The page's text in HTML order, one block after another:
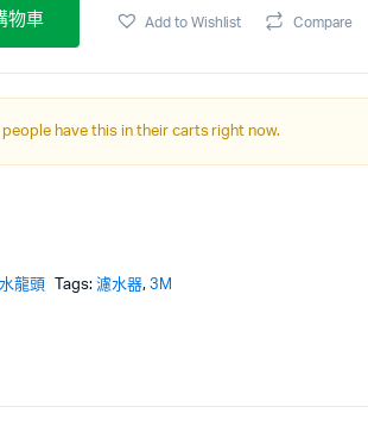
物車 Add to Wishlist Compare
people have this in their carts right now.
龍頭 Tags: 濾水器, 3M